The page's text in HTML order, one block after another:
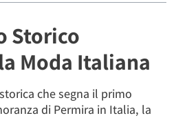
Storico
Moda Italiana
che segna il primo
di Permira in Italia, la